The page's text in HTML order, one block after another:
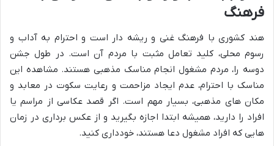
فرهنگ
هند کشوری با فرهنگ غنی و ریشه دار است و احترام به آداب و
رسوم محلی، کلید تعامل مثبت با مردم آن است. در طول جشن
دوسه را، مردم مشغول انجام مناسک مذهبی هستند. مشاهده این
مناسک با احترام، عدم ایجاد مزاحمت و رعایت سکوت در معابد و
مکان های مذهبی، بسیار مهم است. اگر قصد عکاسی از مراسم یا
افراد را دارید، همیشه ابتدا اجازه بگیرید و از عکس برداری در زمان
هایی که افراد مشغول دعا هستند، خودداری کنید.